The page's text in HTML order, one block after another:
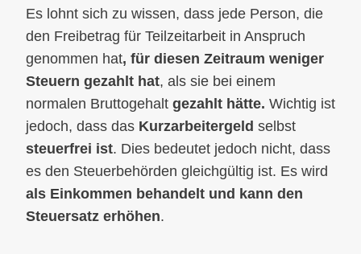
Es lohnt sich zu wissen, dass jede Person, die
den Freibetrag für Teilzeitarbeit in Anspruch
genommen hat, für diesen Zeitraum weniger
Steuern gezahlt hat, als sie bei einem
normalen Bruttogehalt gezahlt hätte. Wichtig ist
jedoch, dass das Kurzarbeitergeld selbst
steuerfrei ist. Dies bedeutet jedoch nicht, dass
es den Steuerbehörden gleichgültig ist. Es wird
als Einkommen behandelt und kann den
Steuersatz erhöhen.